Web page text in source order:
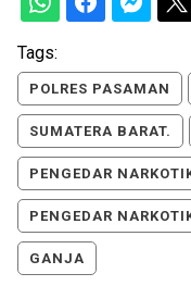
Tags:
POLRES PASAMAN
SUMATERA BARAT.
PENGEDAR
PENGEDAR
GANJA